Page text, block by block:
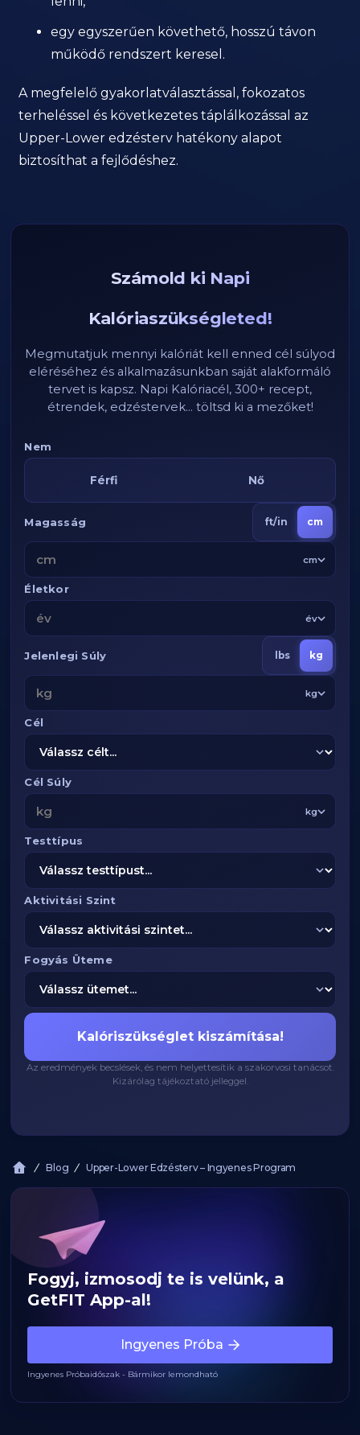
egy egyszerűen követhető, hosszú távon
működő rendszert keresel.
A megfelelő gyakorlatválasztással, fokozatos
terheléssel és következetes táplálkozással az
Upper-Lower edzésterv hatékony alapot
biztosíthat a fejlődéshez.
Számold ki Napi
Kalóriaszükségleted!
Megmutatjuk mennyi kalóriát kell enned cél súlyod
eléréséhez és alkalmazásunkban saját alakformáló
tervet is kapsz. Napi Kalóriacél, 300+ recept,
étrendek, edzéstervek... töltsd ki a mezőket!
Nem
Férfi Nő
Magasság ft/in cm
cm
Életkor
év
Jelenlegi Súly lbs kg
kg
Cél
Cél Súly
kg
Testtípus
Aktivitási Szint
Fogyás Üteme
Kalóriszükséglet kiszámítása!
Az eredmények becslések, és nem helyettesítik a szakorvosi tanácsot.
Kizárólag tájékoztató jelleggel.
Blog Upper-Lower Edzésterv – Ingyenes Program
Fogyj, izmosodj te is velünk, a
GetFIT App-al!
Ingyenes Próba
Ingyenes Próbaidőszak - Bármikor lemondható